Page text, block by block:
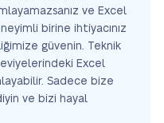
ve Excel
birine ihtiyacınız
güvenin. Teknik
Excel
Sadece bize
ve bizi hayal